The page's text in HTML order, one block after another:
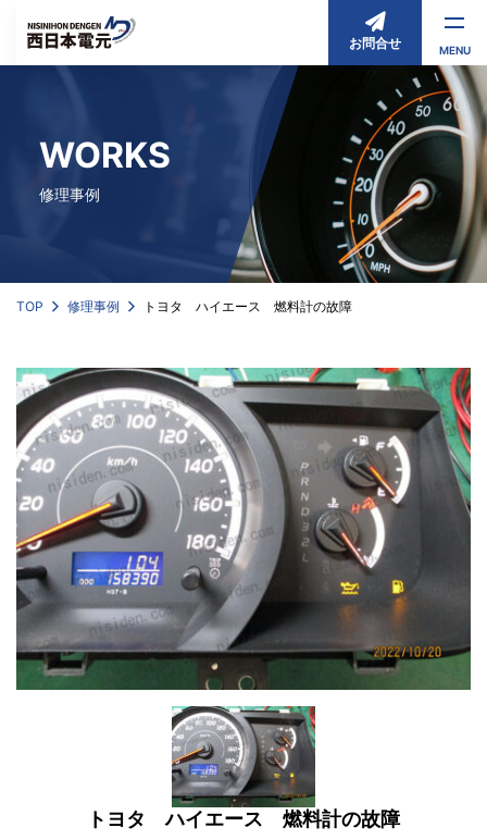
お問合せ MENU
WORKS
修理事例
TOP 修理事例 トヨタ ハイエース 燃料計の故障
トヨタ ハイエース 燃料計の故障